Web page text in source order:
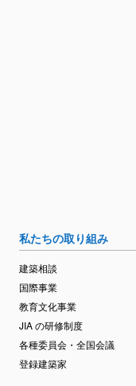
私たちの取り組み
建築相談
国際事業
教育文化事業
JIA の研修制度
各種委員会・全国会議
登録建築家